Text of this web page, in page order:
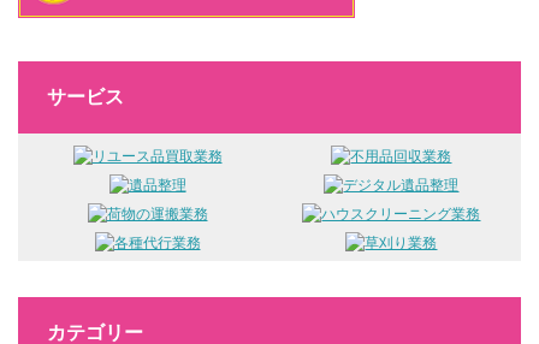
サービス
カテゴリー